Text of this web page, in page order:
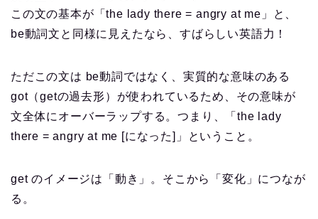
この文の基本が「the lady there = angry at me」と、
be動詞文と同様に見えたなら、すばらしい英語力！
ただこの文は be動詞ではなく、実質的な意味のある
got（getの過去形）が使われているため、その意味が
文全体にオーバーラップする。つまり、「the lady
there = angry at me [になった]」ということ。
get のイメージは「動き」。そこから「変化」につなが
る。